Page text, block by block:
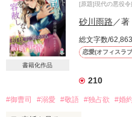
書籍化作品
[原題]現代の悪役
砂川雨路 ／著
総文字数/62,863
恋愛(オフィスラ
210
#御曹司 #溺愛 #敬語 #独占欲 #婚